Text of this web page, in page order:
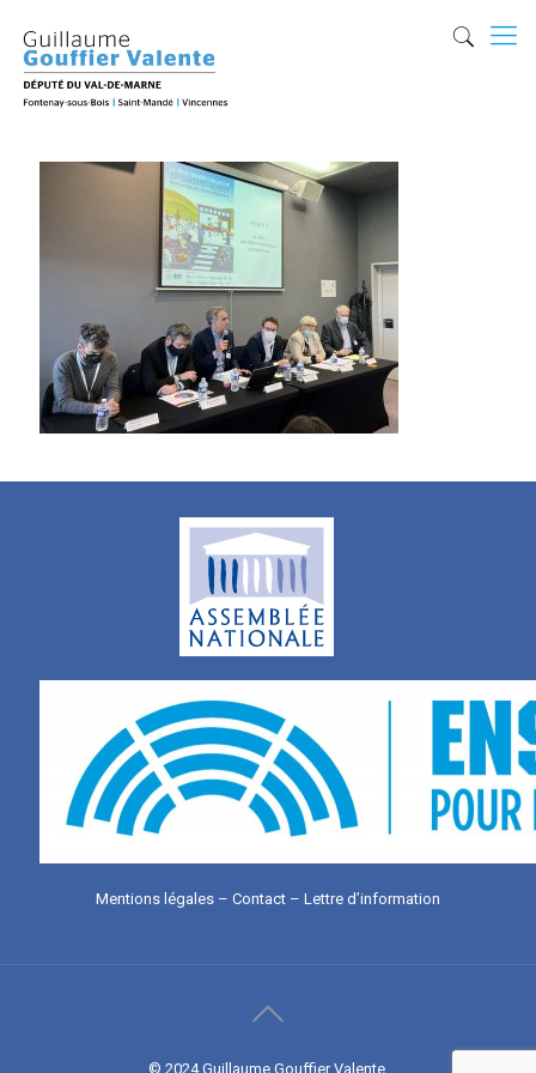
Mentions légales – Contact – Lettre d’information
© 2024 Guillaume Gouffier Valente.